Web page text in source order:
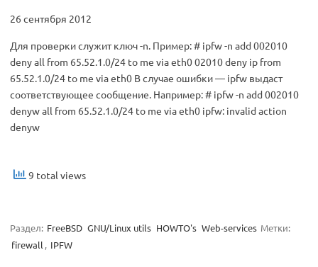
26 сентября 2012
Для проверки служит ключ -n. Пример: # ipfw -n add 002010
deny all from 65.52.1.0/24 to me via eth0 02010 deny ip from
65.52.1.0/24 to me via eth0 В случае ошибки — ipfw выдаст
соответствующее сообщение. Например: # ipfw -n add 002010
denyw all from 65.52.1.0/24 to me via eth0 ipfw: invalid action
denyw
9 total views
Раздел: FreeBSD GNU/Linux utils HOWTO's Web-services Метки:
firewall , IPFW